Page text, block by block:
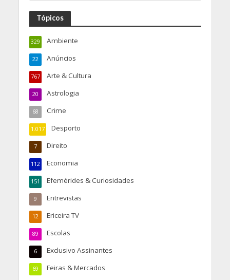
Tópicos
Ambiente
329
Anúncios
22
Arte & Cultura
767
Astrologia
20
Crime
68
Desporto
1.017
Direito
7
Economia
112
Efemérides & Curiosidades
151
Entrevistas
9
Ericeira TV
12
Escolas
89
Exclusivo Assinantes
6
Feiras & Mercados
69